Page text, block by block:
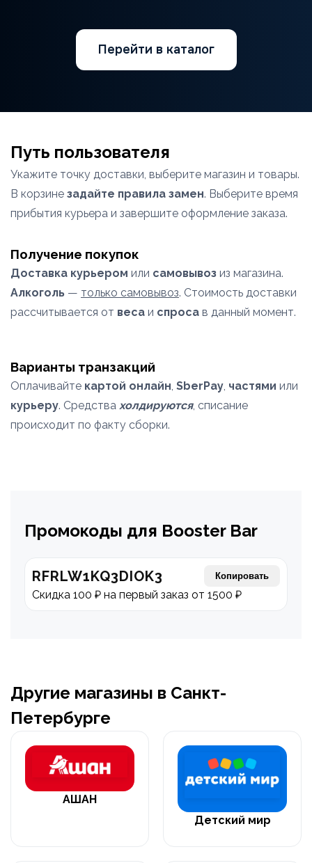
Перейти в каталог
Путь пользователя
Укажите точку доставки, выберите магазин и товары.
В корзине задайте правила замен. Выберите время
прибытия курьера и завершите оформление заказа.
Получение покупок
Доставка курьером или самовывоз из магазина.
Алкоголь — только самовывоз. Стоимость доставки
рассчитывается от веса и спроса в данный момент.
Варианты транзакций
Оплачивайте картой онлайн, SberPay, частями или
курьеру. Средства холдируются, списание
происходит по факту сборки.
Промокоды для Booster Bar
RFRLW1KQ3DIOK3 Копировать
Скидка 100 ₽ на первый заказ от 1500 ₽
Другие магазины в Санкт-
Петербурге
АШАН
Детский мир